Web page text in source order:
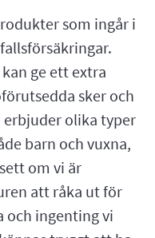
som ingår i
ge ett extra
sker och
erbjuder olika typer
barn och vuxna,
om vi är
att råka ut för
och ingenting vi